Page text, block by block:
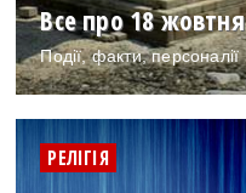
Все про 18 жовтня
Події, факти, персоналії
РЕЛІГІЯ